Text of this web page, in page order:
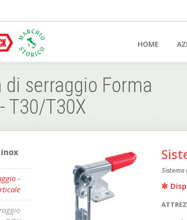
HOME
di serraggio Forma
T30/T30X
-
Sistema